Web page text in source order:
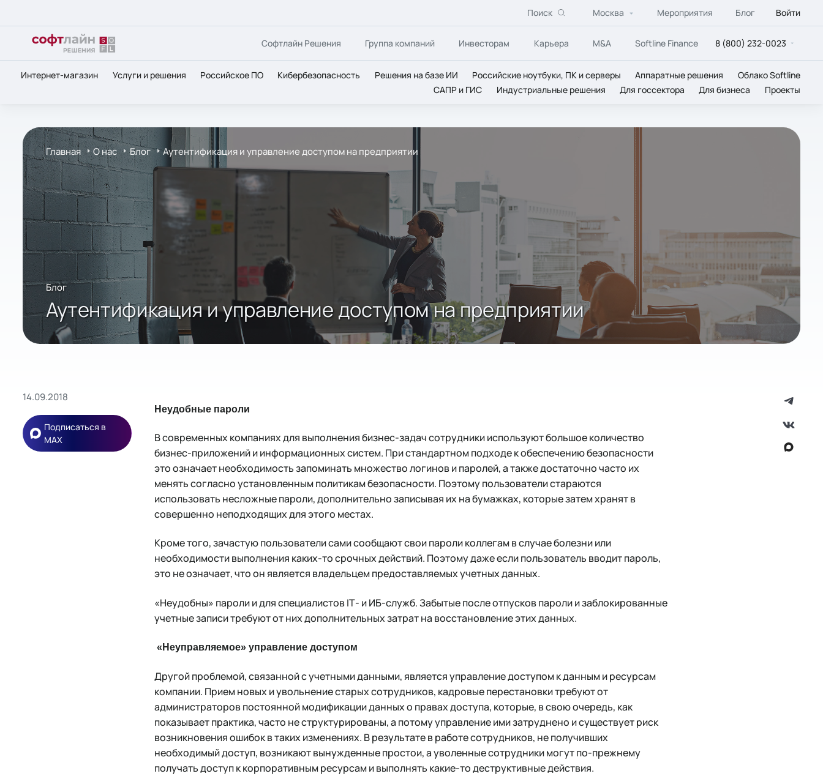
Поиск Москва Мероприятия Блог Войти
Софтлайн Решения Группа компаний Инвесторам Карьера M&A Softline Finance 8 (800) 232-0023
Интернет-магазин Услуги и решения Российское ПО Кибербезопасность Решения на базе ИИ Российские ноутбуки, ПК и серверы Аппаратные решения
Облако Softline
САПР и ГИС
Индустриальные решения Для госсектора Для бизнеса Проекты
Главная О нас Блог Аутентификация и управление доступом на предприятии
Блог
Аутентификация и управление доступом на предприятии
14.09.2018
Подписаться в
MAX
Неудобные пароли
В современных компаниях для выполнения бизнес-задач сотрудники используют большое количество
бизнес-приложений и информационных систем. При стандартном подходе к обеспечению безопасности
это означает необходимость запоминать множество логинов и паролей, а также достаточно часто их
менять согласно установленным политикам безопасности. Поэтому пользователи стараются
использовать несложные пароли, дополнительно записывая их на бумажках, которые затем хранят в
совершенно неподходящих для этого местах.
Кроме того, зачастую пользователи сами сообщают свои пароли коллегам в случае болезни или
необходимости выполнения каких-то срочных действий. Поэтому даже если пользователь вводит пароль,
это не означает, что он является владельцем предоставляемых учетных данных.
«Неудобны» пароли и для специалистов IТ- и ИБ-служб. Забытые после отпусков пароли и заблокированные
учетные записи требуют от них дополнительных затрат на восстановление этих данных.
«Неуправляемое» управление доступом
Другой проблемой, связанной с учетными данными, является управление доступом к данным и ресурсам
компании. Прием новых и увольнение старых сотрудников, кадровые перестановки требуют от
администраторов постоянной модификации данных о правах доступа, которые, в свою очередь, как
показывает практика, часто не структурированы, а потому управление ими затруднено и существует риск
возникновения ошибок в таких изменениях. В результате в работе сотрудников, не получивших
необходимый доступ, возникают вынужденные простои, а уволенные сотрудники могут по-прежнему
получать доступ к корпоративным ресурсам и выполнять какие-то деструктивные действия.